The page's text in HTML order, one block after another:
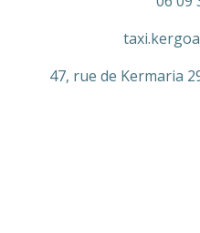
47, rue de Kermaria